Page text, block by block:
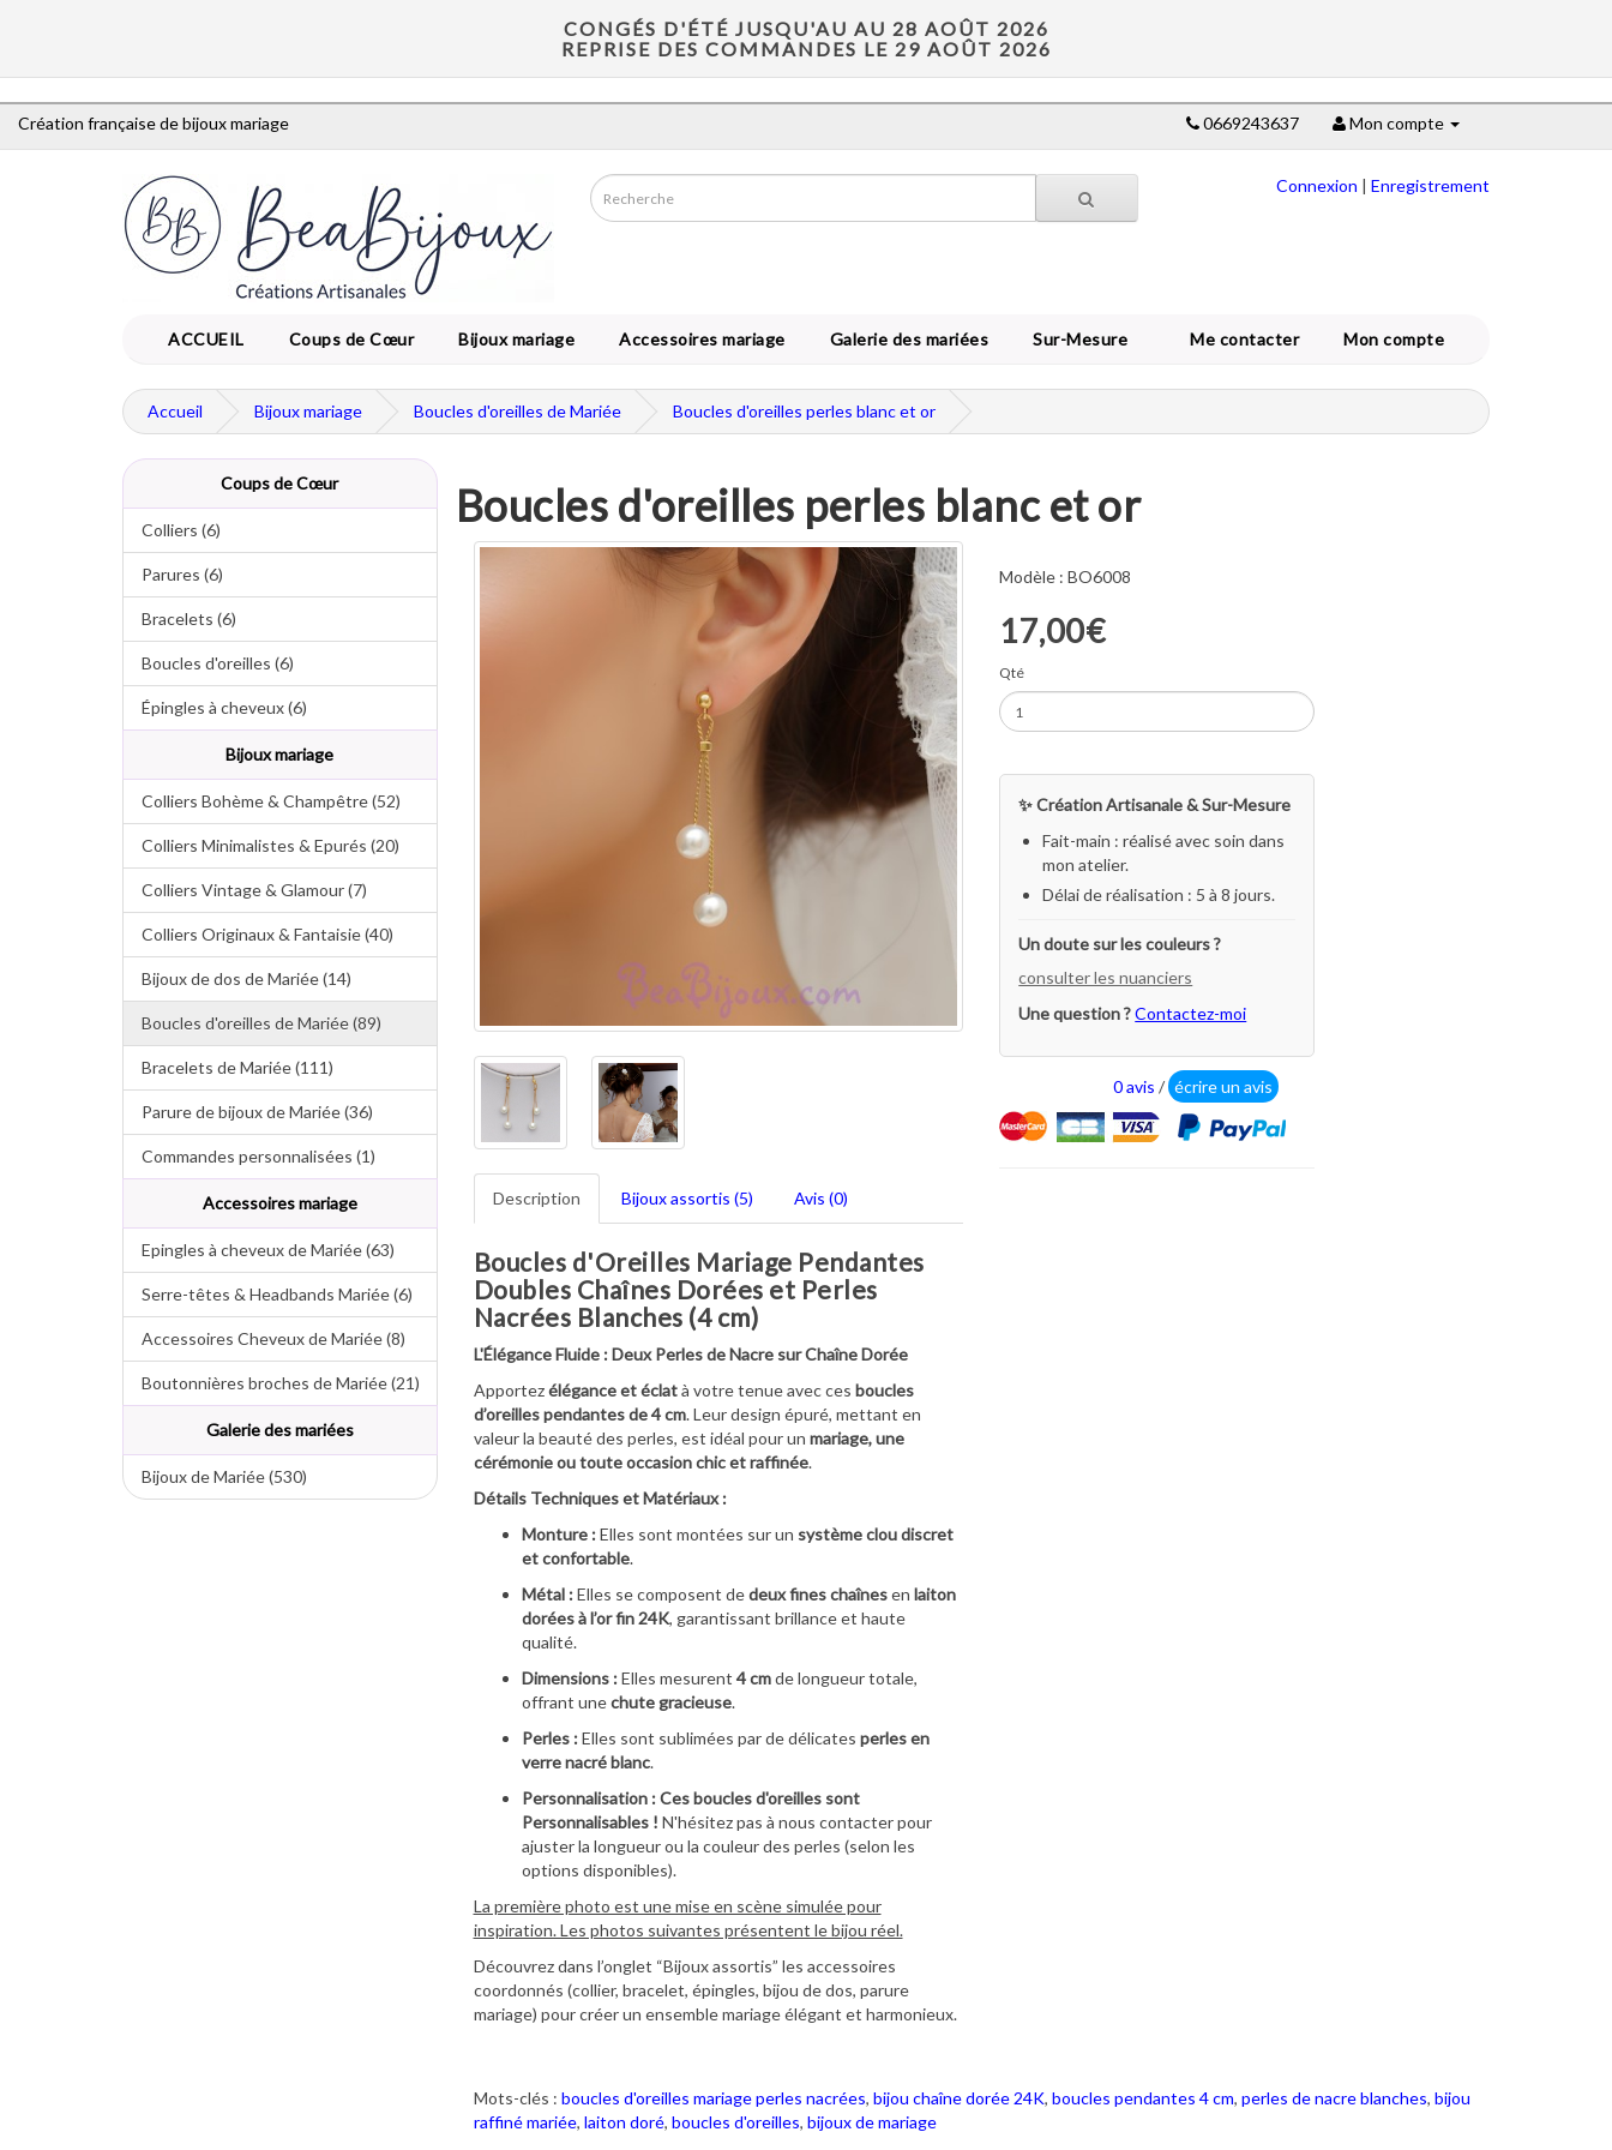
CONGÉS D'ÉTÉ JUSQU'AU AU 28 AOÛT 2026
REPRISE DES COMMANDES LE 29 AOÛT 2026
Création française de bijoux mariage 0669243637 Mon compte
Connexion | Enregistrement
ACCUEIL Coups de Cœur Bijoux mariage Accessoires mariage Galerie des mariées Sur-Mesure Me contacter Mon compte
Accueil Bijoux mariage Boucles d'oreilles de Mariée Boucles d'oreilles perles blanc et or
Coups de Cœur
Colliers (6)
Parures (6)
Bracelets (6)
Boucles d'oreilles (6)
Épingles à cheveux (6)
Bijoux mariage
Colliers Bohème & Champêtre (52)
Colliers Minimalistes & Epurés (20)
Colliers Vintage & Glamour (7)
Colliers Originaux & Fantaisie (40)
Bijoux de dos de Mariée (14)
Boucles d'oreilles de Mariée (89)
Bracelets de Mariée (111)
Parure de bijoux de Mariée (36)
Commandes personnalisées (1)
Accessoires mariage
Epingles à cheveux de Mariée (63)
Serre-têtes & Headbands Mariée (6)
Accessoires Cheveux de Mariée (8)
Boutonnières broches de Mariée (21)
Galerie des mariées
Bijoux de Mariée (530)
Boucles d'oreilles perles blanc et or
Description Bijoux assortis (5) Avis (0)
Boucles d'Oreilles Mariage Pendantes
Doubles Chaînes Dorées et Perles
Nacrées Blanches (4 cm)
L'Élégance Fluide : Deux Perles de Nacre sur Chaîne Dorée
Apportezélégance et éclatà votre tenue avec ces boucles
d’oreilles pendantes de 4 cm. Leur design épuré, mettant en
valeur la beauté des perles, est idéal pour un mariage, une
cérémonie ou toute occasion chic et raffinée.
Détails Techniques et Matériaux :
Monture :Elles sont montées sur un système clou discret
et confortable.
Métal :Elles se composent dedeux fines chaînesen laiton
dorées à l’or fin 24K, garantissant brillance et haute
qualité.
Dimensions :Elles mesurent 4 cmde longueur totale,
offrant unechute gracieuse.
Perles :Elles sont sublimées par de délicates perles en
verre nacré blanc.
Personnalisation : Ces boucles d'oreilles sont
Personnalisables ! N'hésitez pas à nous contacter pour
ajuster la longueur ou la couleur des perles (selon les
options disponibles).
La première photo est une mise en scène simulée pour
inspiration. Les photos suivantes présentent le bijou réel.
Découvrez dans l’onglet “Bijoux assortis” les accessoires
coordonnés (collier, bracelet, épingles, bijou de dos, parure
mariage) pour créer un ensemble mariage élégant et harmonieux.
Modèle : BO6008
17,00€
Qté
✨ Création Artisanale & Sur-Mesure
Fait-main : réalisé avec soin dans
mon atelier.
Délai de réalisation : 5 à 8 jours.
Un doute sur les couleurs ?
consulter les nuanciers
Une question ?Contactez-moi
0 avis / écrire un avis
Mots-clés : boucles d'oreilles mariage perles nacrées, bijou chaîne dorée 24K, boucles pendantes 4 cm, perles de nacre blanches, bijou
raffiné mariée, laiton doré, boucles d'oreilles, bijoux de mariage